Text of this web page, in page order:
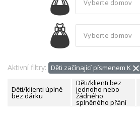
Aktivní filtry: Děti začínající písmenem K
Děti/klienti úplně
bez dárku
Děti/klienti bez
jednoho nebo
žádného
splněného přání